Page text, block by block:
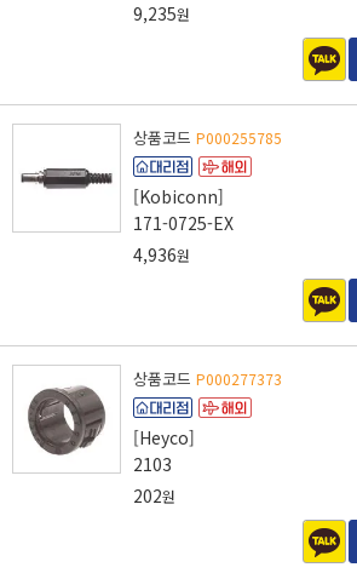
9,235원
상품코드 P000255785
[Kobiconn]
171-0725-EX
4,936원
상품코드 P000277373
[Heyco]
2103
202원